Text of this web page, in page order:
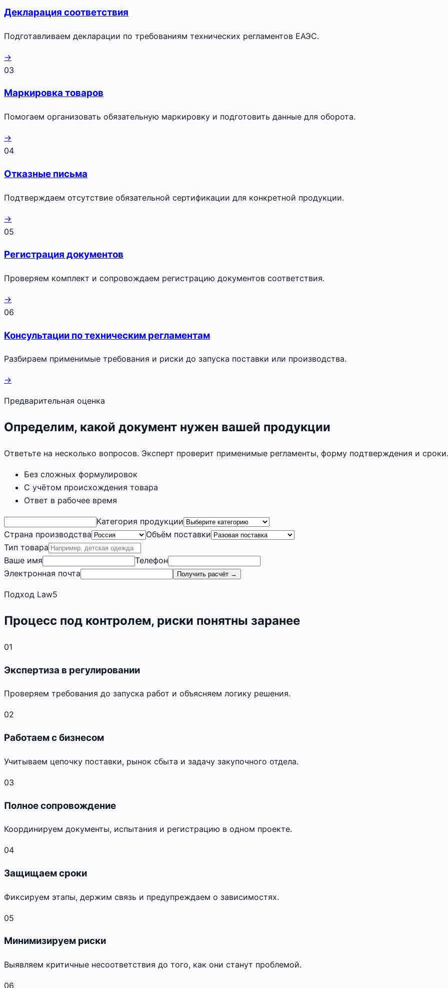
Декларация соответствия
Подготавливаем декларации по требованиям технических регламентов ЕАЭС.
→
03
Маркировка товаров
Помогаем организовать обязательную маркировку и подготовить данные для оборота.
→
04
Отказные письма
Подтверждаем отсутствие обязательной сертификации для конкретной продукции.
→
05
Регистрация документов
Проверяем комплект и сопровождаем регистрацию документов соответствия.
→
06
Консультации по техническим регламентам
Разбираем применимые требования и риски до запуска поставки или производства.
→
Предварительная оценка
Определим, какой документ нужен вашей продукции
Ответьте на несколько вопросов. Эксперт проверит применимые регламенты, форму подтверждения и сроки.
Без сложных формулировок
С учётом происхождения товара
Ответ в рабочее время
Категория продукции
Страна производства
Объём поставки
Тип товара
Ваше имя
Телефон
Электронная почта
Получить расчёт →
Подход Law5
Процесс под контролем, риски понятны заранее
01
Экспертиза в регулировании
Проверяем требования до запуска работ и объясняем логику решения.
02
Работаем с бизнесом
Учитываем цепочку поставки, рынок сбыта и задачу закупочного отдела.
03
Полное сопровождение
Координируем документы, испытания и регистрацию в одном проекте.
04
Защищаем сроки
Фиксируем этапы, держим связь и предупреждаем о зависимостях.
05
Минимизируем риски
Выявляем критичные несоответствия до того, как они станут проблемой.
06